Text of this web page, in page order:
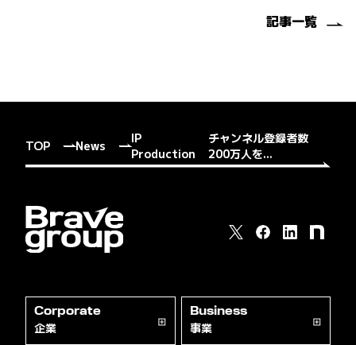
記事一覧
TOP News
IP
Production
チャンネル登録者数
200万人を...
Corporate
企業
Business
事業